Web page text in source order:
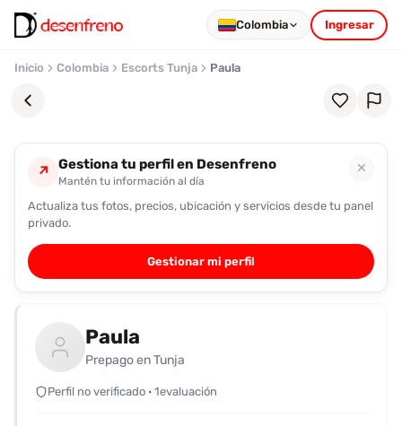
Colombia Ingresar
Inicio Colombia Escorts Tunja Paula
Favoritos
Pronto
podrás
registrarte
guardar
favoritas
para
↗ Gestiona tu perfil en Desenfreno
Mantén tu información al día
✕
Actualiza tus fotos, precios, ubicación y servicios desde tu panel
privado.
Gestionar mi perfil
Paula
Prepago en Tunja
Perfil no verificado · 1evaluación